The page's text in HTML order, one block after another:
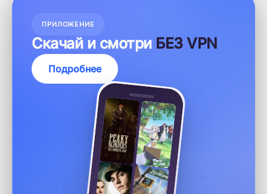
ПРИЛОЖЕНИЕ
Скачай и смотри БЕЗ VPN
Подробнее